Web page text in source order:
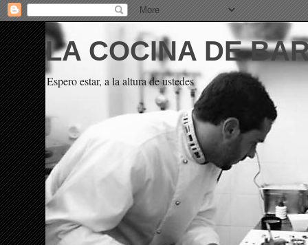
LA COCINA DE
Espero estar, a la altura de ustedes